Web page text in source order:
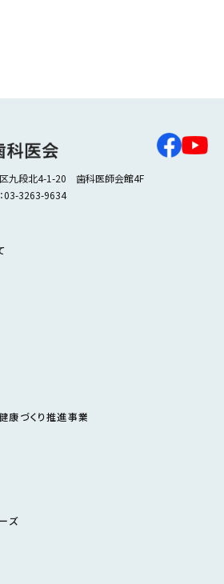
九段北4-1-20 歯科医師会館4F
03-3263-9634
康づくり推進事業
ズ